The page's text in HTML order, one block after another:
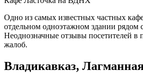
Одно из самых известных частных
отдельном одноэтажном здании
Неоднозначные отзывы посетителей
жалоб.
Владикавказ,